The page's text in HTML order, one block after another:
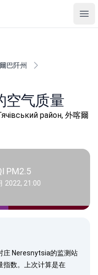
巴阡州
空气质量
район, 外喀爾
PM2.5
2022, 21:00
庄 Neresnytsia的监测站
指数。上次计算是在